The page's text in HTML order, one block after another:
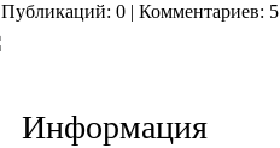
Публикаций: 0 | Комментариев:
Информация